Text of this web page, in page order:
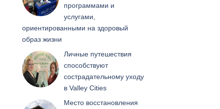
программами и
услугами,
ориентированными на здоровый
образ жизни
Личные путешествия
способствуют
сострадательному уходу
в Valley Cities
Место восстановления